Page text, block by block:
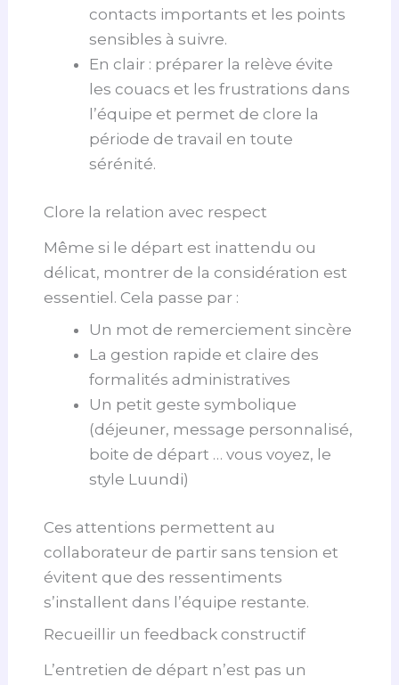
contacts importants et les points
sensibles à suivre.
En clair : préparer la relève évite
les couacs et les frustrations dans
l’équipe et permet de clore la
période de travail en toute
sérénité.
Clore la relation avec respect
Même si le départ est inattendu ou
délicat, montrer de la considération est
essentiel. Cela passe par :
Un mot de remerciement sincère
La gestion rapide et claire des
formalités administratives
Un petit geste symbolique
(déjeuner, message personnalisé,
boite de départ … vous voyez, le
style Luundi)
Ces attentions permettent au
collaborateur de partir sans tension et
évitent que des ressentiments
s’installent dans l’équipe restante.
Recueillir un feedback constructif
L’entretien de départ n’est pas un